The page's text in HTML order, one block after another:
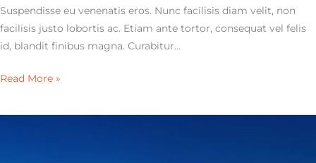
Suspendisse eu venenatis eros. Nunc facilisis diam velit, non
facilisis justo lobortis ac. Etiam ante tortor, consequat vel felis
id, blandit finibus magna. Curabitur…
Read More »